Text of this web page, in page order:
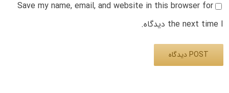
Save my name, email, and website in this browser for
the next time I دیدگاه.